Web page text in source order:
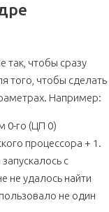
так, чтобы сразу
того, чтобы сделать
Например:
0-го (ЦП 0)
процессора + 1.
с
не удалось найти
не один